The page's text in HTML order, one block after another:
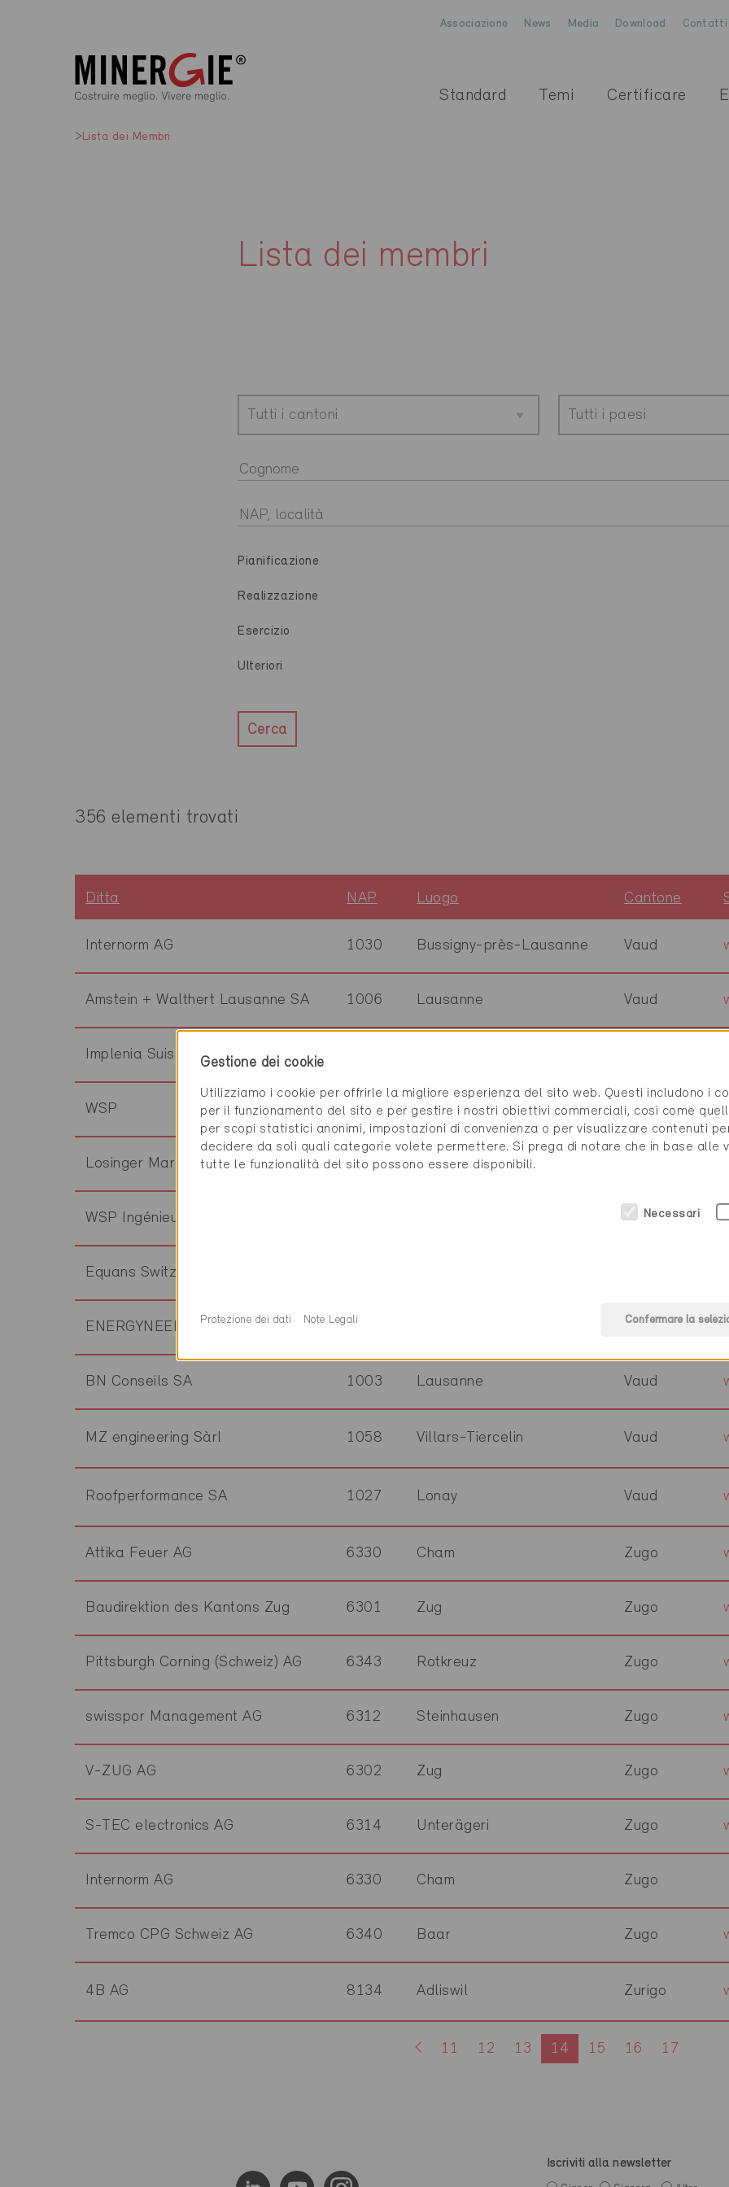
Associazione News Media Download Contatti
Standard Temi Certificare
Lista dei Membri
Lista dei membri
Tutti i cantoni Tutti i paesi
Pianificazione
Realizzazione
Esercizio
Ulteriori
Cerca
356 elementi trovati
Ditta NAP Luogo Cantone
Internorm AG 1030 Bussigny-près-Lausanne Vaud
Amstein + Walthert Lausanne SA 1006 Lausanne Vaud
Implenia Suisse SA - Buildings
WSP 1007 Lausanne Vaud
Losinger Marazzi SA 1023 Crissier
WSP Ingénieurs Conseils SA Vaud
Equans Switzerland AG
ENERGYNEERING Sàrl 1110 Vaud
BN Conseils SA 1003 Lausanne Vaud
MZ engineering Sàrl 1058 Villars-Tiercelin Vaud
Roofperformance SA 1027 Lonay Vaud
Attika Feuer AG 6330 Cham Zugo
Baudirektion des Kantons Zug 6301 Zug Zugo
Pittsburgh Corning (Schweiz) AG 6343 Rotkreuz Zugo
swisspor Management AG 6312 Steinhausen Zugo
V-ZUG AG 6302 Zug Zugo
S-TEC electronics AG 6314 Unterägeri Zugo
Internorm AG 6330 Cham Zugo
Tremco CPG Schweiz AG 6340 Baar Zugo
4B AG 8134 Adliswil Zurigo
11 12 13 14 15 16 17
Iscriviti alla newsletter
Gestione dei cookie
Utilizziamo i cookie per offrirle la migliore esperienza del sito web. Questi includono i
per il funzionamento del sito e per gestire i nostri obiettivi commerciali, così come
per scopi statistici anonimi, impostazioni di convenienza o per visualizzare contenuti
decidere da soli quali categorie volete permettere. Si prega di notare che in base alle
tutte le funzionalità del sito possono essere disponibili.
Necessari
Confermare la
Protezione dei dati Note Legali